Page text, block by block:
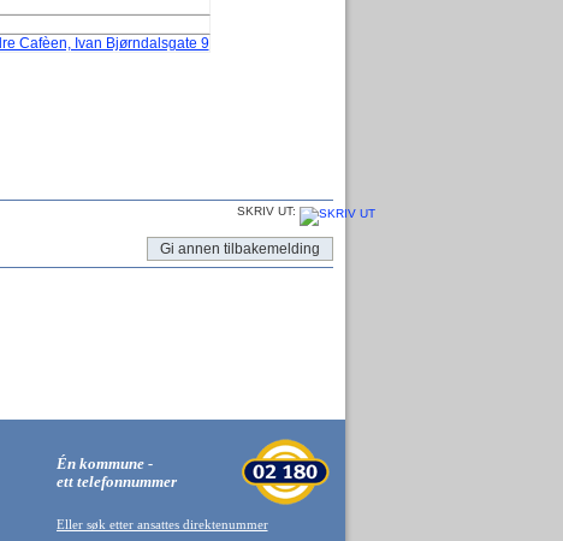
Cafèen, Ivan Bjørndalsgate 9
SKRIV UT:
Gi annen tilbakemelding
Én kommune -
ett telefonnummer
Eller søk etter ansattes direktenummer